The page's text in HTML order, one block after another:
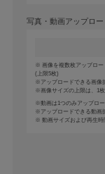
写真・動画アップロー
画像を複数枚アップロ
(上限5枚)
アップロードできる画像
画像サイズの上限は、1枚
動画は1つのみアップロー
アップロードできる動画
動画サイズおよび再生時